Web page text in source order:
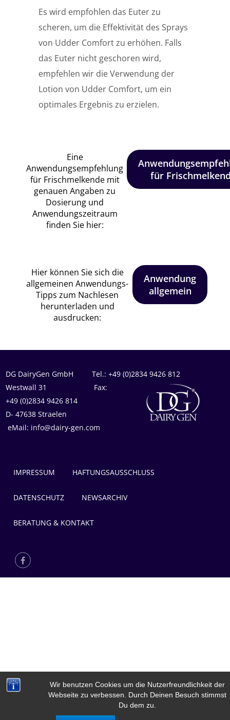
Wir benutzen Cookies um die Nutzerfreundlichkeit der
Webseite zu verbessen. Durch Deinen Besuch stimmst
Du dem zu.
Es wird empfohlen das Euter zu
scheren, um die Effektivität des Sprays
von Udder Comfort zu erhöhen. Falls
das Euter nicht geschoren wird,
empfehlen wir die Verwendung der
Lotion von Udder Comfort, um ein
optimales Ergebnis zu erzielen.
Eine
Anwendungsempfehlung
für Frischmelkende mit
genauen Angaben zu
Dosierung und
Anwendungszeitraum
finden Sie hier:
für
Hier können Sie sich die
allgemeinen Anwendungs-
Tipps zum Nachlesen
herunterladen und
ausdrucken:
Anwendung
allgemein
DG DairyGen GmbH Tel.: +49 (0)2834 9426 812
Westwall 31 Fax:
+49 (0)2834 9426 814
D- 47638 Straelen
eMail: info@dairy-gen.com
IMPRESSUM HAFTUNGSAUSSCHLUSS
DATENSCHUTZ NEWSARCHIV
BERATUNG & KONTAKT